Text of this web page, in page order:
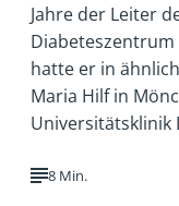
Jahre der Leiter
Diabeteszentrum
hatte er in
Maria Hilf in
Universitätsklinik
8 Min.